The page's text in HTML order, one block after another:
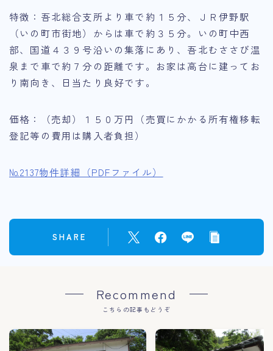
移住者インタビュー
Q&A
リンク集
いの町の医療
特徴：吾北総合支所より車で約１５分、ＪＲ伊野駅
（いの町市街地）からは車で約３５分。いの町中西
部、国道４３９号沿いの集落にあり、吾北むささび温
泉まで車で約７分の距離です。お家は高台に建ってお
り南向き、日当たり良好です。
価格：（売却）１５０万円（売買にかかる所有権移転
登記等の費用は購入者負担）
№2137物件詳細（PDFファイル）
SHARE
Recommend
こちらの記事もどうぞ